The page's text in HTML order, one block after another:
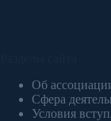
Об
Сфера
Условия